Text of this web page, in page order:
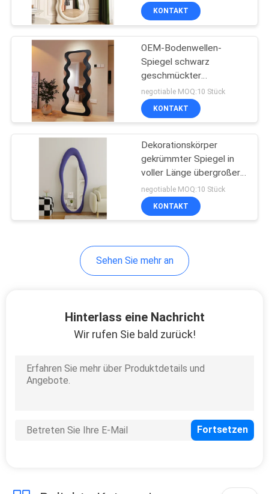
Schlafzimmer-
Möbelsätze
Küchenschrank
Eitelkeit
KONTAKT
OEM-Bodenwellen-
Spiegel schwarz
geschmückter
Holzrahmen
negotiable MOQ:10 Stück
KONTAKT
Dekorationskörper
gekrümmter Spiegel in
voller Länge übergroßer
Bogenfußbodenspiegel
negotiable MOQ:10 Stück
KONTAKT
Sehen Sie mehr an
Hinterlass eine Nachricht
Wir rufen Sie bald zurück!